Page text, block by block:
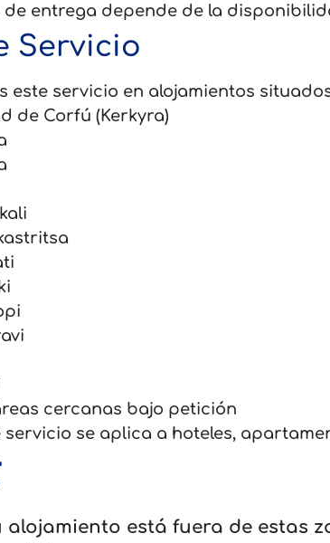
de entrega depende de la
Servicio
este servicio en alojamientos
de Corfú (Kerkyra)
cercanas bajo petición
servicio se aplica a hoteles,
alojamiento está fuera de estas